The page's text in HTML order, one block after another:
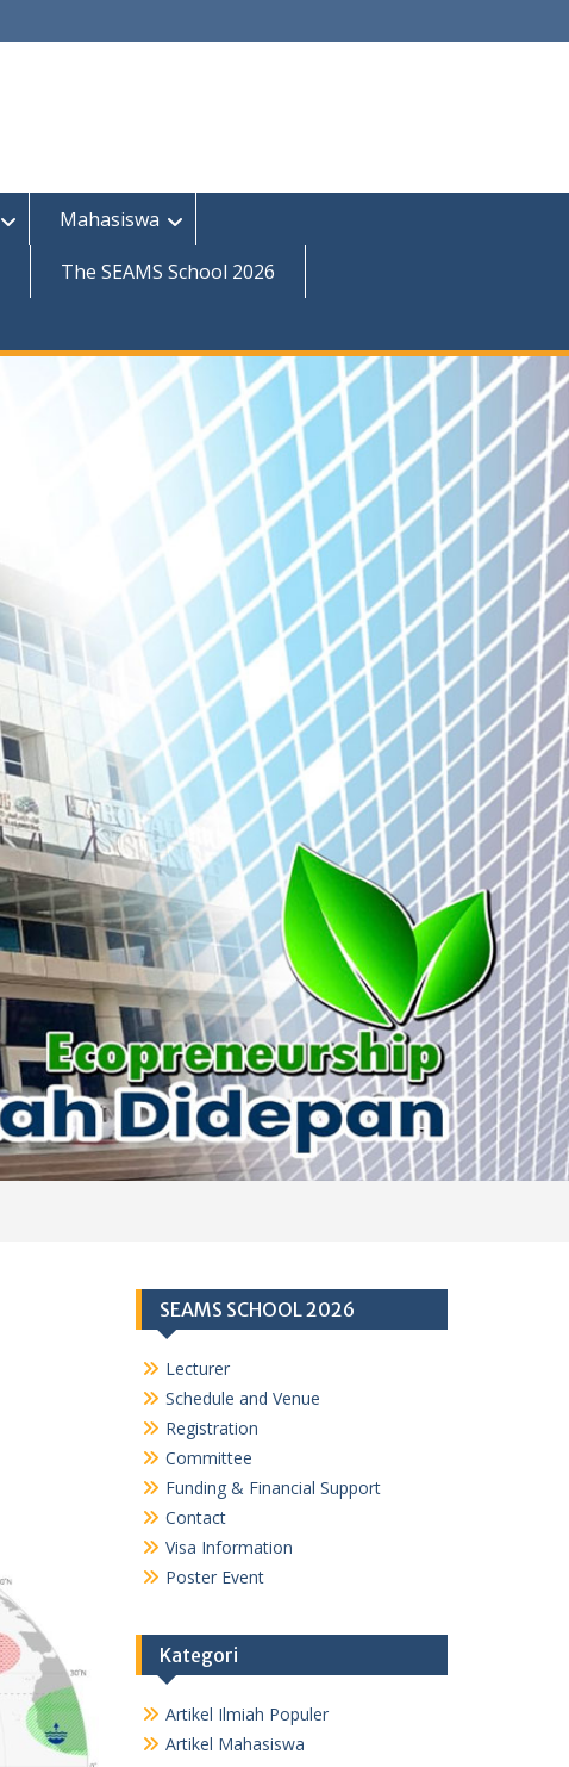
Mahasiswa
The SEAMS School 2026
SEAMS SCHOOL 2026
Lecturer
Schedule and Venue
Registration
Committee
Funding & Financial Support
Contact
Visa Information
Poster Event
Kategori
Artikel Ilmiah Populer
Artikel Mahasiswa